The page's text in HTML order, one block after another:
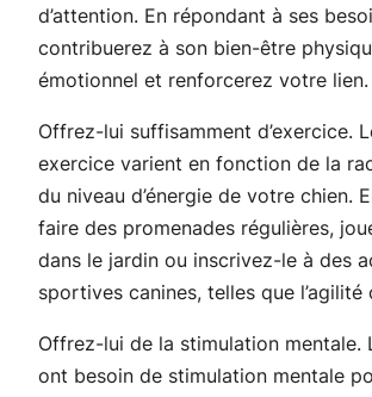
d’attention. En répondant à ses
contribuerez à son bien-être
émotionnel et renforcerez votre lien.
Offrez-lui suffisamment d’exercice.
exercice varient en fonction de la
du niveau d’énergie de votre chien.
faire des promenades régulières,
dans le jardin ou inscrivez-le à des
sportives canines, telles que l’agilité
Offrez-lui de la stimulation mentale.
ont besoin de stimulation mentale